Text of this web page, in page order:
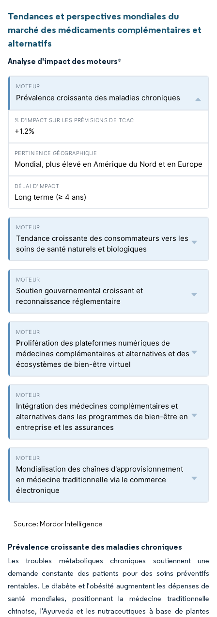
Tendances et perspectives mondiales du
marché des médicaments complémentaires et
alternatifs
Analyse d'impact des moteurs*
Prévalence croissante des maladies chroniques
+1.2%
Mondial, plus élevé en Amérique du Nord et en Europe
Long terme (≥ 4 ans)
Tendance croissante des consommateurs vers les
soins de santé naturels et biologiques
Soutien gouvernemental croissant et
reconnaissance réglementaire
Prolifération des plateformes numériques de
médecines complémentaires et alternatives et des
écosystèmes de bien-être virtuel
Intégration des médecines complémentaires et
alternatives dans les programmes de bien-être en
entreprise et les assurances
Mondialisation des chaînes d'approvisionnement
en médecine traditionnelle via le commerce
électronique
Source: Mordor Intelligence
Prévalence croissante des maladies chroniques
Les troubles métaboliques chroniques soutiennent une
demande constante des patients pour des soins préventifs
rentables. Le diabète et l'obésité augmentent les dépenses de
santé mondiales, positionnant la médecine traditionnelle
chinoise, l'Ayurveda et les nutraceutiques à base de plantes